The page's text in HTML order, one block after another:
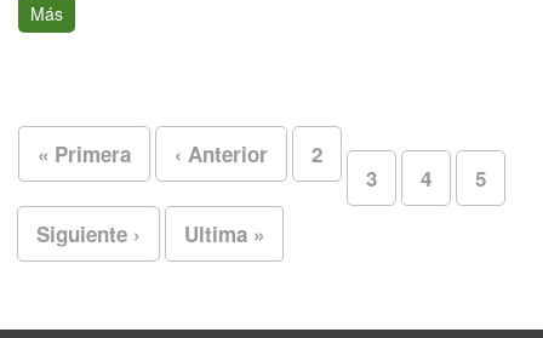
Más
« Primera ‹ Anterior
2
3
4
5
Siguiente ›
Ultima »